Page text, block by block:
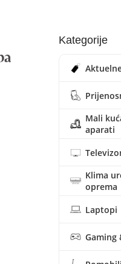
Kategorije
Mali
aparati
Klima
oprema
Laptopi
Gaming